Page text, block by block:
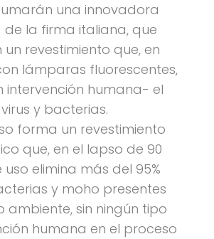
una innovadora
la firma italiana, que
un revestimiento que, en
lámparas fluorescentes,
intervención humana- el
y bacterias.
forma un revestimiento
que, en el lapso de 90
elimina más del 95%
y moho presentes
ambiente, sin ningún tipo
humana en el proceso